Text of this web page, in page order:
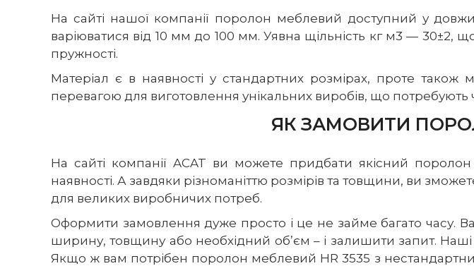
На сайті нашої компанії поролон меблевий доступний у
варіюватися від 10 мм до 100 мм. Уявна щільність кг м3 — 30±2,
пружності.
Матеріал є в наявності у стандартних розмірах, проте
перевагою для виготовлення унікальних виробів, що потребують
ЯК ЗАМОВИТИ
На сайті компанії ACAT ви можете придбати якісний
наявності. А завдяки різноманіттю розмірів та товщини, ви
для великих виробничих потреб.
Оформити замовлення дуже просто і це не займе багато часу.
ширину, товщину або необхідний об’єм – і залишити запит.
Якщо ж вам потрібен поролон меблевий HR 3535 з